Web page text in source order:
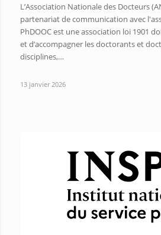
L’Association Nationale des Docteurs
partenariat de communication avec
PhDOOC est une association loi 1901
et d’accompagner les doctorants et
disciplines,…
13 janvier 2026